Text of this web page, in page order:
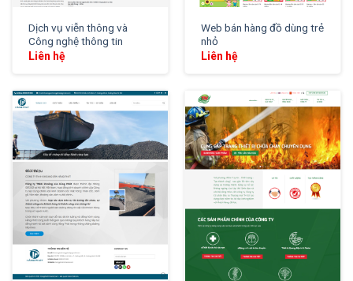
Dịch vụ viễn thông và
Công nghệ thông tin
Liên hệ
Web bán hàng đồ dùng trẻ
nhỏ
Liên hệ
XEM THỬ XEM THỬ